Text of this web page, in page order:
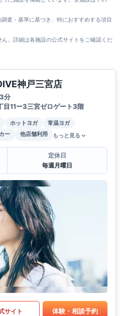
査・基準に基づき、特におすすめする項目
。詳細は各施設の公式サイトをご確認くだ
神戸三宮店
分
目11ー3三宮ゼロゲート3階
ホットヨガ
常温ヨガ
ー 他店舗利用 もっと見る
定休日
毎週月曜日
サイト 体験・相談予約